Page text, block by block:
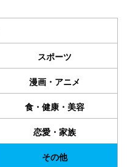
スポーツ
漫画・アニメ
食・健康・美容
恋愛・家族
その他